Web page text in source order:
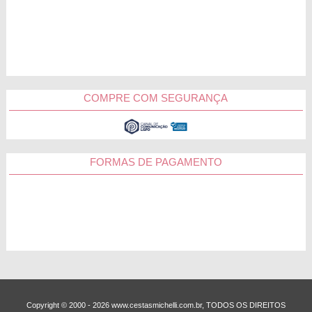
Florianópolis
Joinville
COMPRE COM SEGURANÇA
FORMAS DE PAGAMENTO
Copyright © 2000 - ­2026 www.cestasmichelli.com.br, TODOS OS DIREITOS